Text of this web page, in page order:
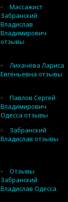
Массажист
Забранский
Владислав
Владимирович
отзывы
Лихачёва Лариса
Евгеньевна отзывы
Павлов Сергей
Владимирович
Одесса отзывы
Забранский
Владислав отзывы
Отзывы
Забранский
Владислав Одесса